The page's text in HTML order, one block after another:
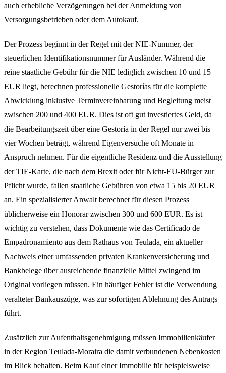
auch erhebliche Verzögerungen bei der Anmeldung von
Versorgungsbetrieben oder dem Autokauf.
Der Prozess beginnt in der Regel mit der NIE-Nummer, der
steuerlichen Identifikationsnummer für Ausländer. Während die
reine staatliche Gebühr für die NIE lediglich zwischen 10 und 15
EUR liegt, berechnen professionelle Gestorías für die komplette
Abwicklung inklusive Terminvereinbarung und Begleitung meist
zwischen 200 und 400 EUR. Dies ist oft gut investiertes Geld, da
die Bearbeitungszeit über eine Gestoría in der Regel nur zwei bis
vier Wochen beträgt, während Eigenversuche oft Monate in
Anspruch nehmen. Für die eigentliche Residenz und die Ausstellung
der TIE-Karte, die nach dem Brexit oder für Nicht-EU-Bürger zur
Pflicht wurde, fallen staatliche Gebühren von etwa 15 bis 20 EUR
an. Ein spezialisierter Anwalt berechnet für diesen Prozess
üblicherweise ein Honorar zwischen 300 und 600 EUR. Es ist
wichtig zu verstehen, dass Dokumente wie das Certificado de
Empadronamiento aus dem Rathaus von Teulada, ein aktueller
Nachweis einer umfassenden privaten Krankenversicherung und
Bankbelege über ausreichende finanzielle Mittel zwingend im
Original vorliegen müssen. Ein häufiger Fehler ist die Verwendung
veralteter Bankauszüge, was zur sofortigen Ablehnung des Antrags
führt.
Zusätzlich zur Aufenthaltsgenehmigung müssen Immobilienkäufer
in der Region Teulada-Moraira die damit verbundenen Nebenkosten
im Blick behalten. Beim Kauf einer Immobilie für beispielsweise